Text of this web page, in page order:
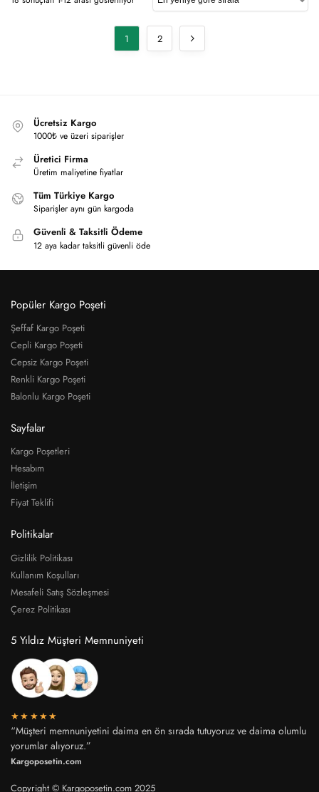
1 2
Ücretsiz Kargo
1000₺ ve üzeri siparişler
Üretici Firma
Üretim maliyetine fiyatlar
Tüm Türkiye Kargo
Siparişler aynı gün kargoda
Güvenli & Taksitli Ödeme
12 aya kadar taksitli güvenli öde
Popüler Kargo Poşeti
Şeffaf Kargo Poşeti
Cepli Kargo Poşeti
Cepsiz Kargo Poşeti
Renkli Kargo Poşeti
Balonlu Kargo Poşeti
Sayfalar
Kargo Poşetleri
Hesabım
İletişim
Fiyat Teklifi
Politikalar
Gizlilik Politikası
Kullanım Koşulları
Mesafeli Satış Sözleşmesi
Çerez Politikası
5 Yıldız Müşteri Memnuniyeti
★★★★★
“Müşteri memnuniyetini daima en ön sırada tutuyoruz ve daima olumlu
yorumlar alıyoruz.”
Kargoposetin.com
Copyright © Kargoposetin.com 2025